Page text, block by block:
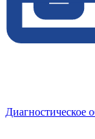
Диагностическое